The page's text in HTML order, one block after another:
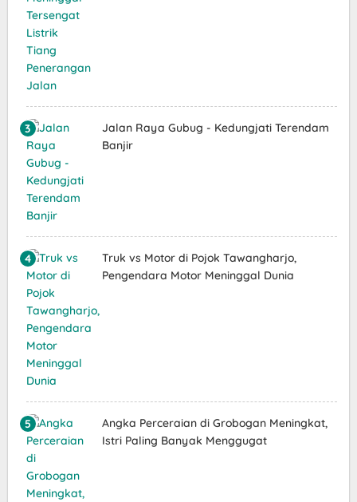
Jalan Raya Gubug - Kedungjati Terendam
Banjir
Truk vs Motor di Pojok Tawangharjo,
Pengendara Motor Meninggal Dunia
Angka Perceraian di Grobogan Meningkat,
Istri Paling Banyak Menggugat